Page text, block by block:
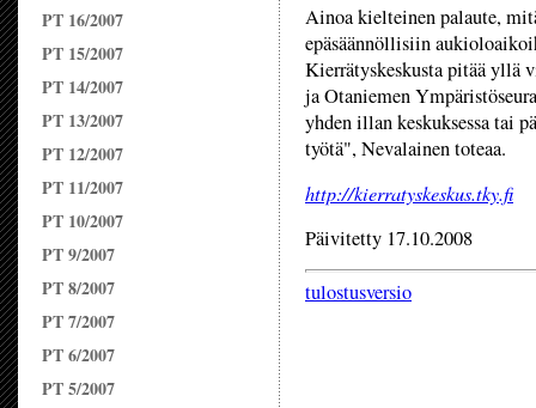
PT 16/2007
PT 15/2007
PT 14/2007
PT 13/2007
PT 12/2007
PT 11/2007
PT 10/2007
PT 9/2007
PT 8/2007
PT 7/2007
PT 6/2007
PT 5/2007
Ainoa kielteinen palaute,
epäsäännöllisiin
Kierrätyskeskusta pitää yllä
ja Otaniemen
yhden illan keskuksessa tai
työtä", Nevalainen toteaa.
http://kierratyskeskus.tky.fi
Päivitetty 17.10.2008
tulostusversio